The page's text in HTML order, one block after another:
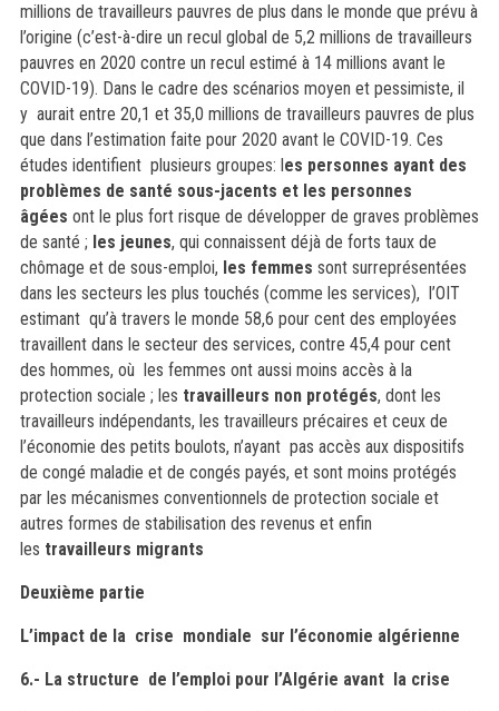
millions de travailleurs pauvres de plus dans le monde que prévu à
l’origine (c’est-à-dire un recul global de 5,2 millions de travailleurs
pauvres en 2020 contre un recul estimé à 14 millions avant le
COVID-19). Dans le cadre des scénarios moyen et pessimiste, il
y aurait entre 20,1 et 35,0 millions de travailleurs pauvres de plus
que dans l’estimation faite pour 2020 avant le COVID-19. Ces
études identifient plusieurs groupes: les personnes ayant des
problèmes de santé sous-jacents et les personnes
âgées ont le plus fort risque de développer de graves problèmes
de santé ; les jeunes, qui connaissent déjà de forts taux de
chômage et de sous-emploi, les femmes sont surreprésentées
dans les secteurs les plus touchés (comme les services), l’OIT
estimant qu’à travers le monde 58,6 pour cent des employées
travaillent dans le secteur des services, contre 45,4 pour cent
des hommes, où les femmes ont aussi moins accès à la
protection sociale ; les travailleurs non protégés, dont les
travailleurs indépendants, les travailleurs précaires et ceux de
l’économie des petits boulots, n’ayant pas accès aux dispositifs
de congé maladie et de congés payés, et sont moins protégés
par les mécanismes conventionnels de protection sociale et
autres formes de stabilisation des revenus et enfin
les travailleurs migrants
Deuxième partie
L’impact de la crise mondiale sur l’économie algérienne
6.- La structure de l’emploi pour l’Algérie avant la crise